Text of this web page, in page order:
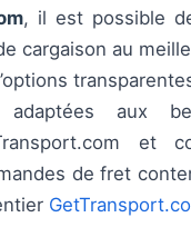
, il est possible
cargaison au
adaptées aux
et
de fret